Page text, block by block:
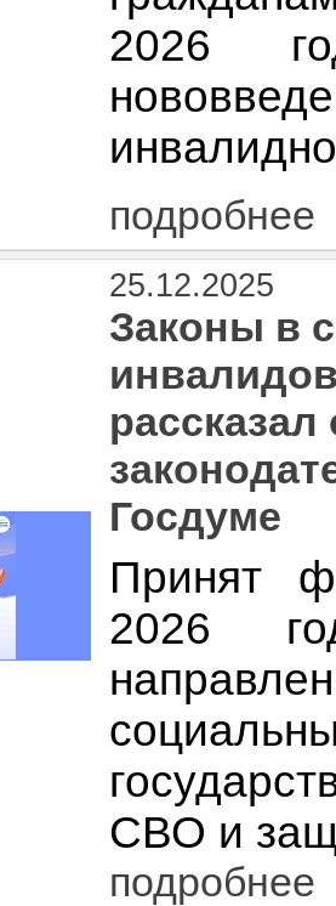
2026
подробнее
25.12.2025
Законы в
Госдуме
Принят
2026
СВО и
подробнее